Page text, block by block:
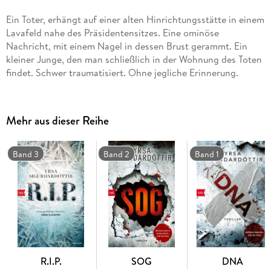
Ein Toter, erhängt auf einer alten Hinrichtungsstätte in einem
Lavafeld nahe des Präsidentensitzes. Eine ominöse
Nachricht, mit einem Nagel in dessen Brust gerammt. Ein
kleiner Junge, den man schließlich in der Wohnung des Toten
findet. Schwer traumatisiert. Ohne jegliche Erinnerung.
Mehr aus dieser Reihe
Band 3
R.I.P.
Band 2
SOG
Band 1
DNA